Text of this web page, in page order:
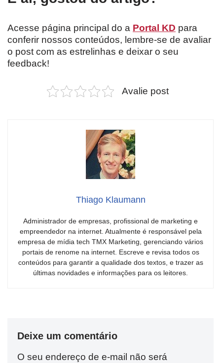
Acesse página principal do a Portal KD para
conferir nossos conteúdos, lembre-se de avaliar
o post com as estrelinhas e deixar o seu
feedback!
Avalie post
Thiago Klaumann
Administrador de empresas, profissional de marketing e
empreendedor na internet. Atualmente é responsável pela
empresa de mídia tech TMX Marketing, gerenciando vários
portais de renome na internet. Escreve e revisa todos os
conteúdos para garantir a qualidade dos textos, e trazer as
últimas novidades e informações para os leitores.
Deixe um comentário
O seu endereço de e-mail não será